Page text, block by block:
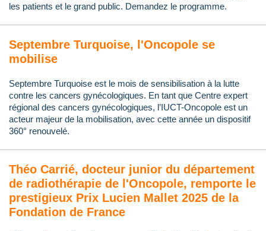
les patients et le grand public. Demandez le programme.
Septembre Turquoise, l'Oncopole se
mobilise
Septembre Turquoise est le mois de sensibilisation à la lutte
contre les cancers gynécologiques. En tant que Centre expert
régional des cancers gynécologiques, l’IUCT-Oncopole est un
acteur majeur de la mobilisation, avec cette année un dispositif
360° renouvelé.
Théo Carrié, docteur junior du département
de radiothérapie de l'Oncopole, remporte le
prestigieux Prix Lucien Mallet 2025 de la
Fondation de France